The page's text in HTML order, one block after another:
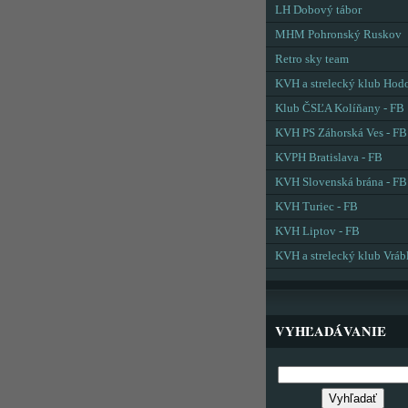
LH Dobový tábor
MHM Pohronský Ruskov
Retro sky team
KVH a strelecký klub
Klub ČSĽA Kolíňany - FB
KVH PS Záhorská Ves - FB
KVPH Bratislava - FB
KVH Slovenská brána - FB
KVH Turiec - FB
KVH Liptov - FB
KVH a strelecký klub
VYHĽADÁVANIE